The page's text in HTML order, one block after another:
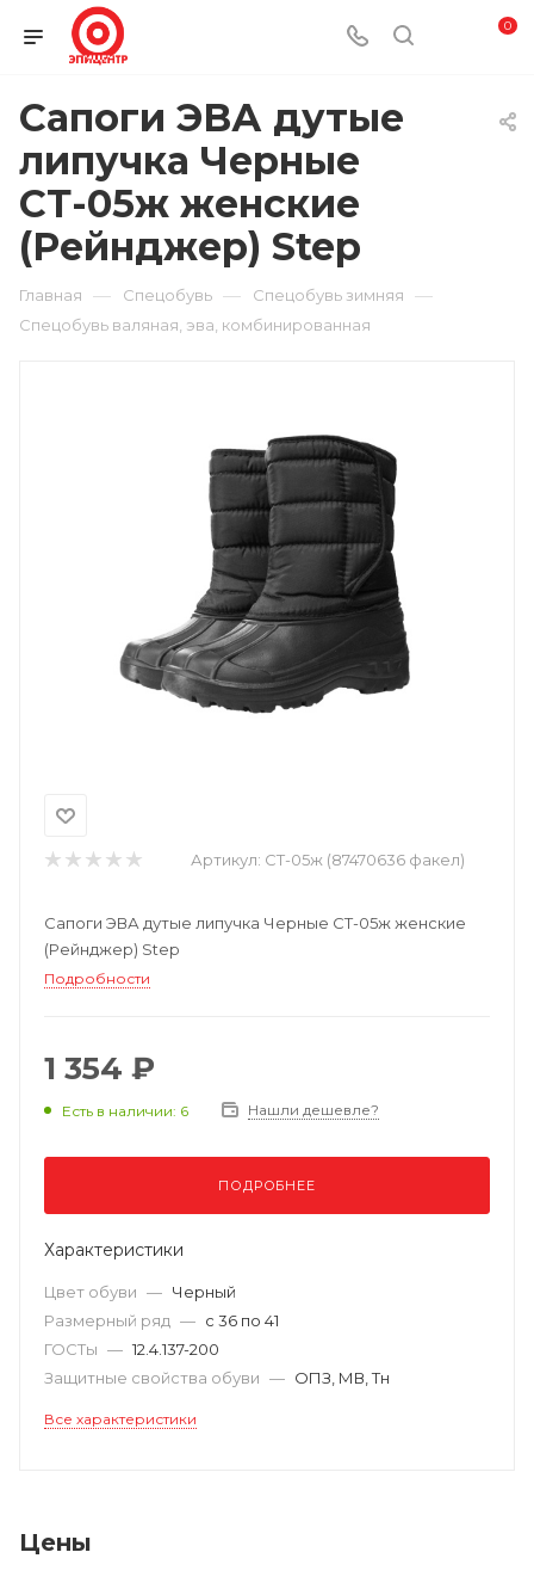
0
Сапоги ЭВА дутые
липучка Черные
СТ-05ж женские
(Рейнджер) Step
Главная — Спецобувь — Спецобувь зимняя —
Спецобувь валяная, эва, комбинированная
Артикул: СТ-05ж (87470636 факел)
Сапоги ЭВА дутые липучка Черные СТ-05ж женские
(Рейнджер) Step
Подробности
1 354 ₽
Есть в наличии: 6 Нашли дешевле?
ПОДРОБНЕЕ
Характеристики
Цвет обуви — Черный
Размерный ряд — с 36 по 41
ГОСТы — 12.4.137-200
Защитные свойства обуви — ОПЗ, МВ, Тн
Все характеристики
Цены